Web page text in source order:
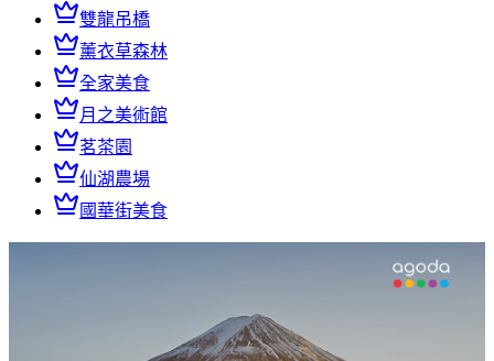
雙龍吊橋
薰衣草森林
全家美食
月之美術館
茗茶園
仙湖農場
國華街美食